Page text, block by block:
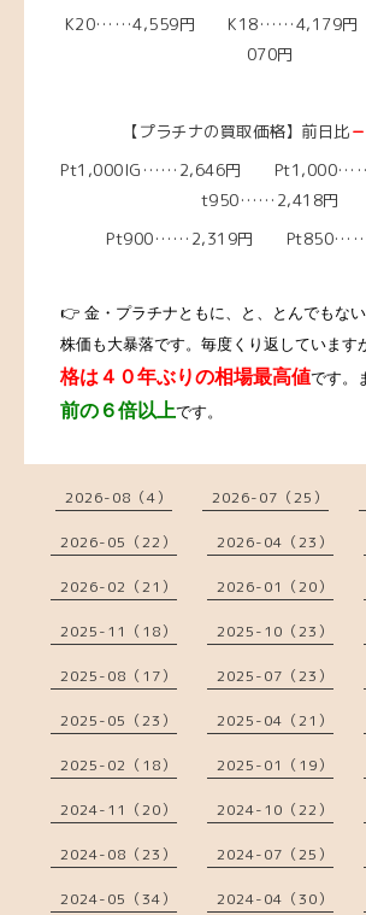
K20……4,559円 K18……4,179
070円
【プラチナの買取価格】前日比
Pt1,000IG……2,646円
t950……2,418円
Pt900……2,319円
👉 金・プラチナともに、と、とんでもない
株価も大暴落です。毎度くり返しています
格は４０年ぶりの相場最高値です。
前の６倍以上です。
2026-08（4） 2026-07（25）
2026-05（22） 2026-04（23）
2026-02（21） 2026-01（20）
2025-11（18） 2025-10（23）
2025-08（17） 2025-07（23）
2025-05（23） 2025-04（21）
2025-02（18） 2025-01（19）
2024-11（20） 2024-10（22）
2024-08（23） 2024-07（25）
2024-05（34） 2024-04（30）